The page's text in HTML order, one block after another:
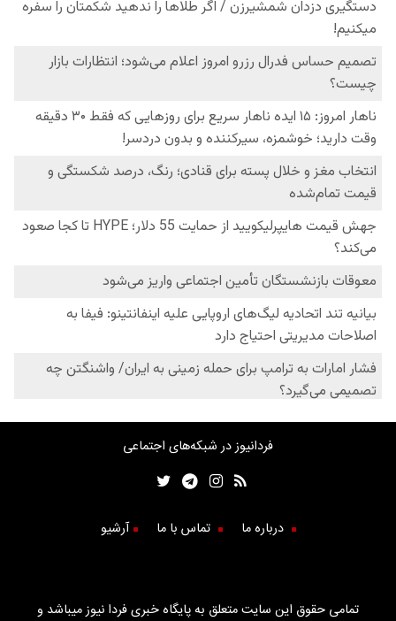
فردانیوز در شبکه‌های اجتماعی
درباره ما تماس با ما آرشیو
تمامی حقوق این سایت متعلق به پایگاه خبری فردا نیوز میباشد و